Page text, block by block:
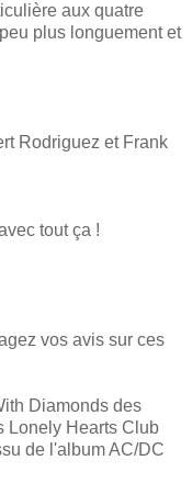
aux quatre
plus longuement et
Rodriguez et Frank
tout ça !
vos avis sur ces
Diamonds des
Lonely Hearts Club
de l'album AC/DC